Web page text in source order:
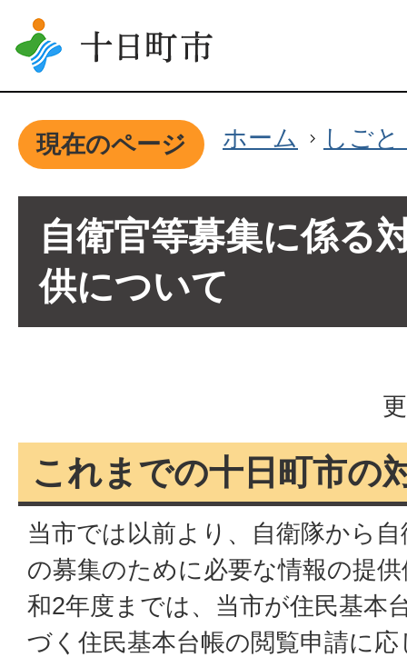
現在のページ ホーム しご
自衛官等募集に係る
供について
これまでの十日町市の
当市では以前より、自衛隊から
の募集のために必要な情報の提
和2年度までは、当市が住民基本
づく住民基本台帳の閲覧申請に